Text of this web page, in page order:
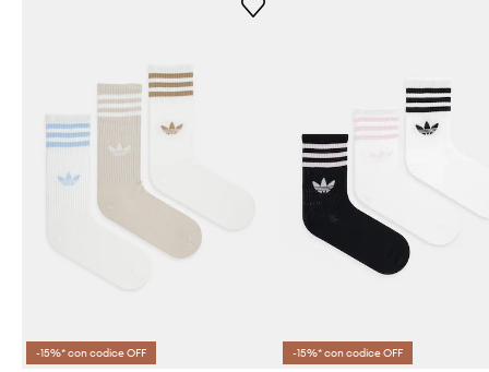
-15%* con codice OFF -15%* con codice OFF